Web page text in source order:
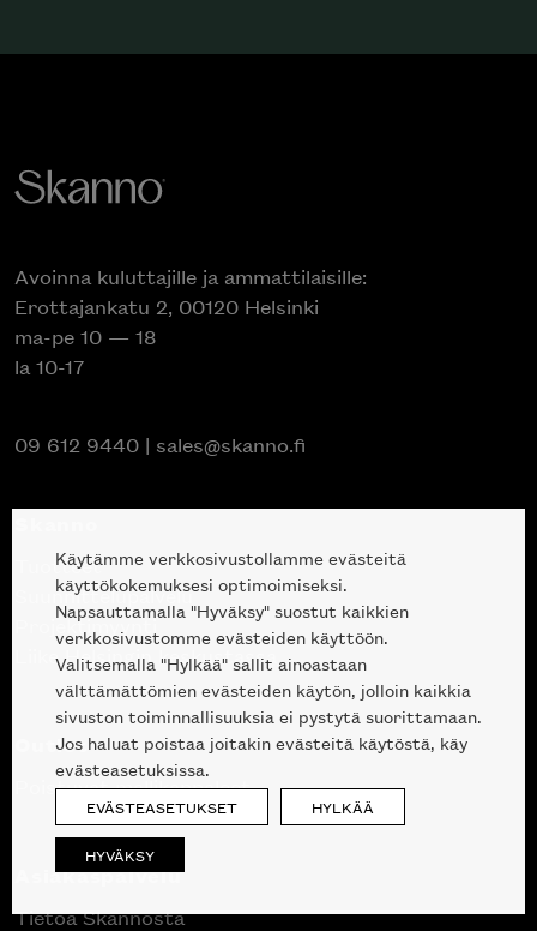
Avoinna kuluttajille ja ammattilaisille:
Erottajankatu 2, 00120 Helsinki
ma-pe 10 — 18
la 10-17
09 612 9440 | sales@skanno.fi
Tuotteet
Suunnittelupalvelu
Projektimyynti
Liike Helsingin keskustassa
Outlet
Poistuvat mallikappaleet
Asiakaspalvelu
Tietoa Skannosta
Käytämme verkkosivustollamme evästeitä
käyttökokemuksesi optimoimiseksi.
Napsauttamalla "Hyväksy" suostut kaikkien
verkkosivustomme evästeiden käyttöön.
Valitsemalla "Hylkää" sallit ainoastaan
välttämättömien evästeiden käytön, jolloin kaikkia
sivuston toiminnallisuuksia ei pystytä suorittamaan.
Jos haluat poistaa joitakin evästeitä käytöstä, käy
evästeasetuksissa.
EVÄSTEASETUKSET HYLKÄÄ
HYVÄKSY